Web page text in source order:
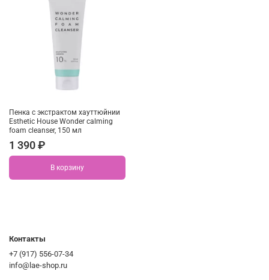
Полный состав:
Purified water, cocamidopropyl betaine, snail mucus filtrate (7%),
sodium lauroylmethyl isethionate, sodium chloride, trisodium
ethylenediamine disuccinate, butylene glycol, caprylyl glycol,
Ethylhexylglycerin, 1,2-hexanediol, allantoin, polysorbate 20, sodium
benzoate, panthenol, citric acid, disodium EDTA, sodium guaiazulene
sulfonate (50ppm)
Пенка с экстрактом хауттюйнии
Esthetic House Wonder calming
foam cleanser, 150 мл
1 390 ₽
В корзину
Контакты
+7 (917) 556-07-34
info@lae-shop.ru